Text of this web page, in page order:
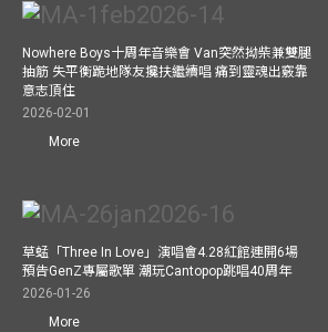
Nowhere Boys十周年音樂會 Van突然拗柴兼雙腿
抽筋 失平衡跪地隊友攙扶繼續唱 痛到靈魂出竅靠
意志頂住
2026-02-01
More
草蜢「Three In Love」演唱會4.28紅館連開6場
預告GenZ專屬歌單 潮玩Cantopop跳唱40周年
2026-01-26
More